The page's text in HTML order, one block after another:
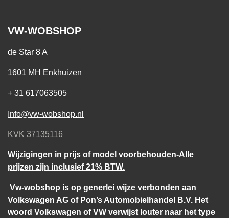
VW-WOBSHOP
de Star 8 A
1601 MH Enkhuizen
+ 31 617063505
Info@vw-wobshop.nl
KVK 37135116
Wijzigingen in prijs of model voorbehouden-Alle
prijzen zijn inclusief 21% BTW.
Vw-wobshop is op generlei wijze verbonden aan
Volkswagen AG of Pon’s Automobielhandel B.V. Het
woord Volkswagen of VW verwijst louter naar het type